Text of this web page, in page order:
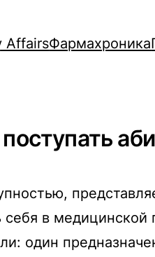
AffairsФармахроника
в
один